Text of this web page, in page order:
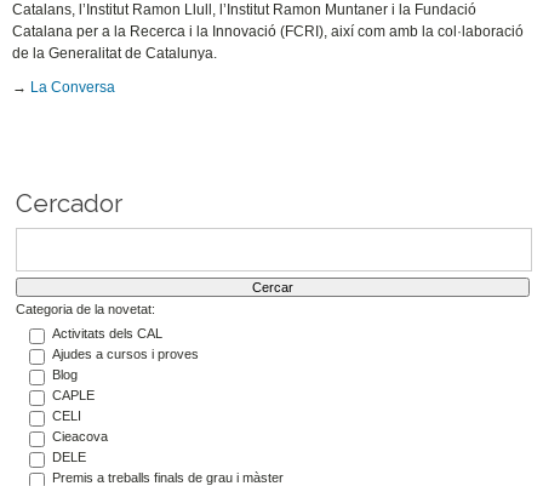
Catalans, l’Institut Ramon Llull, l’Institut Ramon Muntaner i la Fundació
Catalana per a la Recerca i la Innovació (FCRI), així com amb la col·laboració
de la Generalitat de Catalunya.
→ La Conversa
Cercador
Categoria de la novetat:
Activitats dels CAL
Ajudes a cursos i proves
Blog
CAPLE
CELI
Cieacova
DELE
Premis a treballs finals de grau i màster